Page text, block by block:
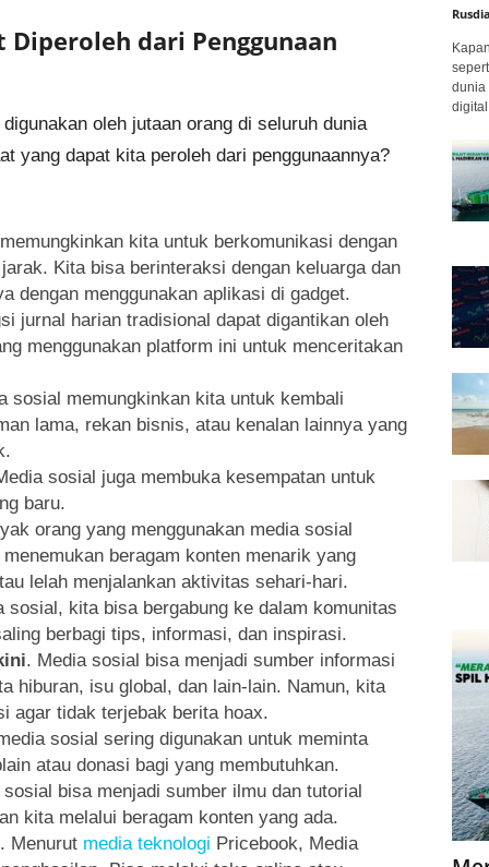
dari Penggunaan
oleh jutaan orang di seluruh dunia
yang dapat kita peroleh dari penggunaannya?
kita untuk berkomunikasi dengan
Kita bisa berinteraksi dengan keluarga dan
dengan menggunakan aplikasi di gadget.
jurnal harian tradisional dapat digantikan oleh
menggunakan platform ini untuk menceritakan
sosial memungkinkan kita untuk kembali
lama, rekan bisnis, atau kenalan lainnya yang
sosial juga membuka kesempatan untuk
baru.
orang yang menggunakan media sosial
beragam konten menarik yang
lelah menjalankan aktivitas sehari-hari.
sosial, kita bisa bergabung ke dalam komunitas
berbagi tips, informasi, dan inspirasi.
. Media sosial bisa menjadi sumber informasi
hiburan, isu global, dan lain-lain. Namun, kita
agar tidak terjebak berita hoax.
sosial sering digunakan untuk meminta
atau donasi bagi yang membutuhkan.
bisa menjadi sumber ilmu dan tutorial
kita melalui beragam konten yang ada.
. Menurut media teknologi Pricebook, Media
dunia